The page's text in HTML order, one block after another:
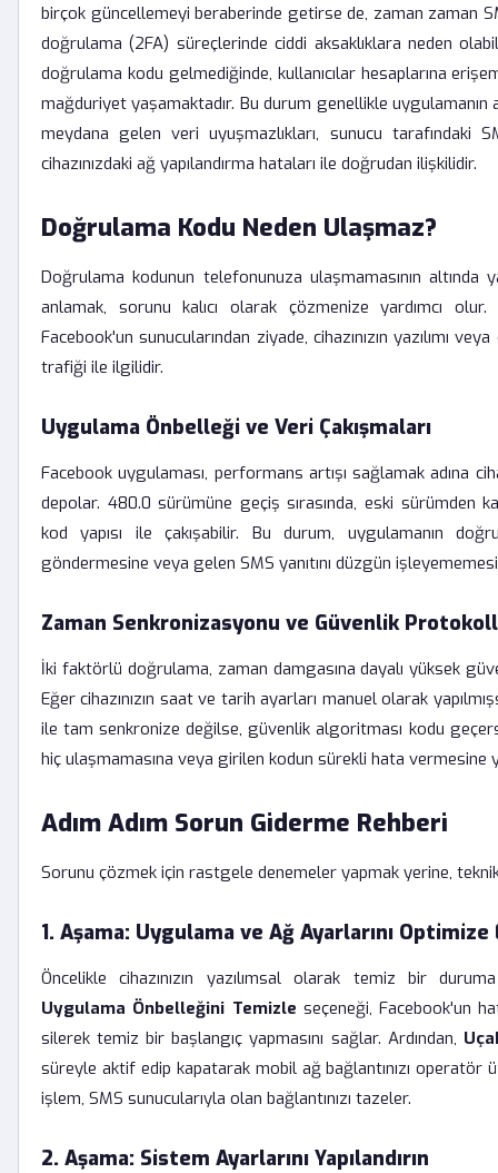
birçok güncellemeyi beraberinde getirse de, zaman zaman
doğrulama (2FA) süreçlerinde ciddi aksaklıklara neden
doğrulama kodu gelmediğinde, kullanıcılar hesaplarına
mağduriyet yaşamaktadır. Bu durum genellikle uygulamanın
meydana gelen veri uyuşmazlıkları, sunucu tarafındaki
cihazınızdaki ağ yapılandırma hataları ile doğrudan ilişkilidir.
Doğrulama Kodu Neden Ulaşmaz?
Doğrulama kodunun telefonunuza ulaşmamasının altında
anlamak, sorunu kalıcı olarak çözmenize yardımcı
Facebook'un sunucularından ziyade, cihazınızın yazılımı
trafiği ile ilgilidir.
Uygulama Önbelleği ve Veri Çakışmaları
Facebook uygulaması, performans artışı sağlamak adına
depolar. 480.0 sürümüne geçiş sırasında, eski sürümden
kod yapısı ile çakışabilir. Bu durum, uygulamanın
göndermesine veya gelen SMS yanıtını düzgün
Zaman Senkronizasyonu ve Güvenlik
İki faktörlü doğrulama, zaman damgasına dayalı yüksek
Eğer cihazınızın saat ve tarih ayarları manuel olarak
ile tam senkronize değilse, güvenlik algoritması kodu
hiç ulaşmamasına veya girilen kodun sürekli hata vermesine
Adım Adım Sorun Giderme Rehberi
Sorunu çözmek için rastgele denemeler yapmak yerine,
1. Aşama: Uygulama ve Ağ Ayarlarını Optimize
Öncelikle cihazınızın yazılımsal olarak temiz bir
Uygulama Önbelleğini Temizle seçeneği, Facebook'un
silerek temiz bir başlangıç yapmasını sağlar. Ardından,
süreyle aktif edip kapatarak mobil ağ bağlantınızı operatör
işlem, SMS sunucularıyla olan bağlantınızı tazeler.
2. Aşama: Sistem Ayarlarını Yapılandırın